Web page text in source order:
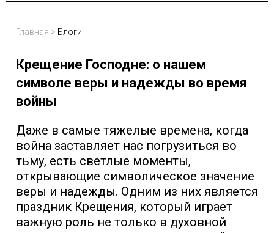
Главная > Блоги
Крещение Господне: о нашем
символе веры и надежды во время
войны
Даже в самые тяжелые времена, когда
война заставляет нас погрузиться во
тьму, есть светлые моменты,
открывающие символическое значение
веры и надежды. Одним из них является
праздник Крещения, который играет
важную роль не только в духовной